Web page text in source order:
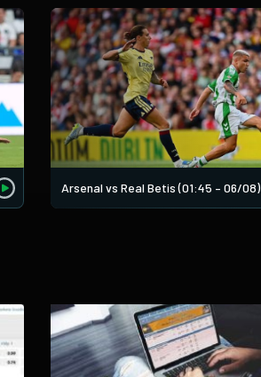
Arsenal vs Real Betis (01:45 – 06/08)